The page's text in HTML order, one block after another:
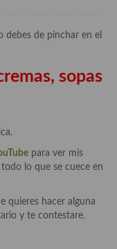
debes de pinchar en el
sopas
para ver mis
lo que se cuece en
quieres hacer alguna
y te contestare.